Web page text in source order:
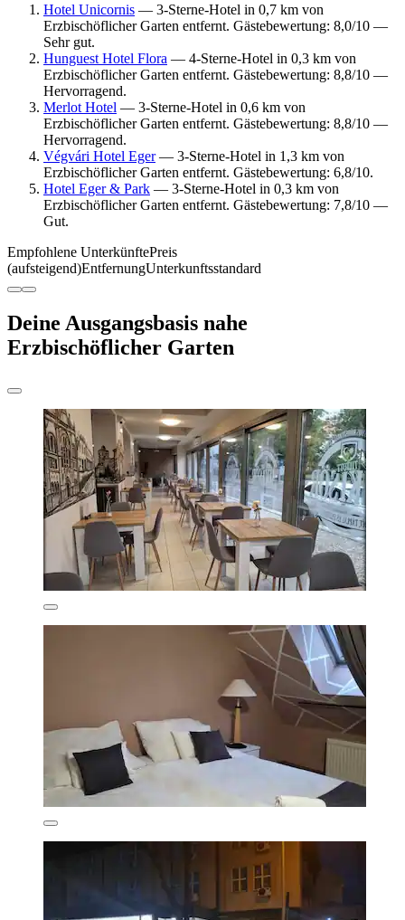
Hotel Unicornis — 3-Sterne-Hotel in 0,7 km von
Erzbischöflicher Garten entfernt. Gästebewertung: 8,0/10 —
Sehr gut.
Hunguest Hotel Flora — 4-Sterne-Hotel in 0,3 km von
Erzbischöflicher Garten entfernt. Gästebewertung: 8,8/10 —
Hervorragend.
Merlot Hotel — 3-Sterne-Hotel in 0,6 km von
Erzbischöflicher Garten entfernt. Gästebewertung: 8,8/10 —
Hervorragend.
Végvári Hotel Eger— 3-Sterne-Hotel in 1,3 km von
Erzbischöflicher Garten entfernt. Gästebewertung: 6,8/10.
Hotel Eger & Park — 3-Sterne-Hotel in 0,3 km von
Erzbischöflicher Garten entfernt. Gästebewertung: 7,8/10 —
Gut.
Empfohlene UnterkünftePreis
(aufsteigend)EntfernungUnterkunftsstandard
Deine Ausgangsbasis nahe
Erzbischöflicher Garten